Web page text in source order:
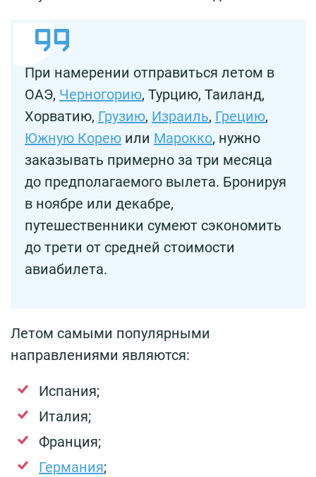
При намерении отправиться летом в
ОАЭ, Черногорию, Турцию, Таиланд,
Хорватию, Грузию, Израиль, Грецию,
Южную Корею или Марокко, нужно
заказывать примерно за три месяца
до предполагаемого вылета. Бронируя
в ноябре или декабре,
путешественники сумеют сэкономить
до трети от средней стоимости
авиабилета.
Летом самыми популярными
направлениями являются:
Испания;
Италия;
Франция;
Германия;